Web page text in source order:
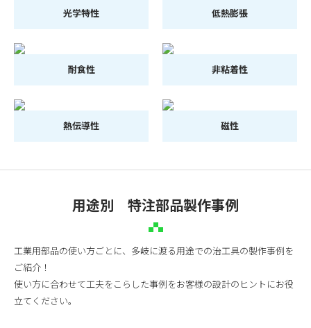
光学特性 低熱膨張
耐食性 非粘着性
熱伝導性 磁性
用途別 特注部品製作事例
工業用部品の使い方ごとに、多岐に渡る用途での治工具の製作事例を
ご紹介！
使い方に合わせて工夫をこらした事例をお客様の設計のヒントにお役
立てください。